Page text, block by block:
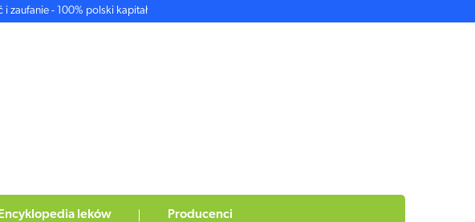
i zaufanie - 100% polski kapitał
Encyklopedia leków Producenci